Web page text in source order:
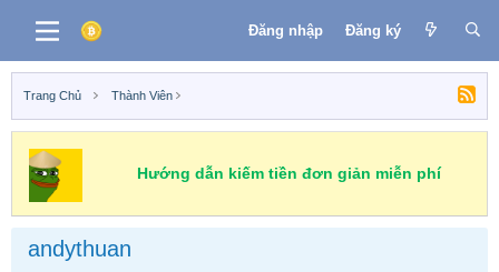
Đăng nhập Đăng ký
Trang Chủ Thành Viên
Hướng dẫn kiếm tiền đơn giản miễn phí
andythuan